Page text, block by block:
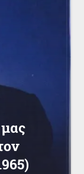
μας